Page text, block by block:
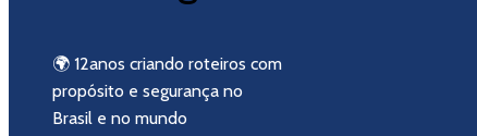
🌍 12anos criando roteiros com
propósito e segurança no
Brasil e no mundo